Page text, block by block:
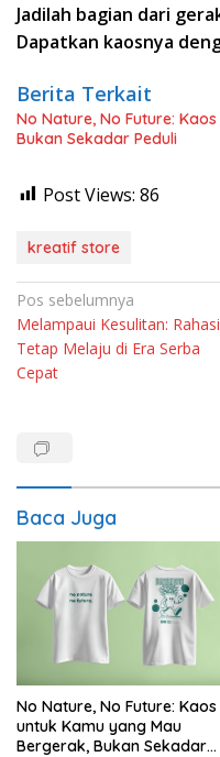
Jadilah bagian dari
Dapatkan kaosnya
Berita Terkait
No Nature, No Future:
Bukan Sekadar Peduli
Post Views: 86
kreatif store
Navigasi
pos
Pos sebelumnya
Melampaui Kesulitan:
Tetap Melaju di Era Serba
Cepat
Baca Juga
No Nature, No Future: Kaos
untuk Kamu yang Mau
Bergerak, Bukan Sekadar